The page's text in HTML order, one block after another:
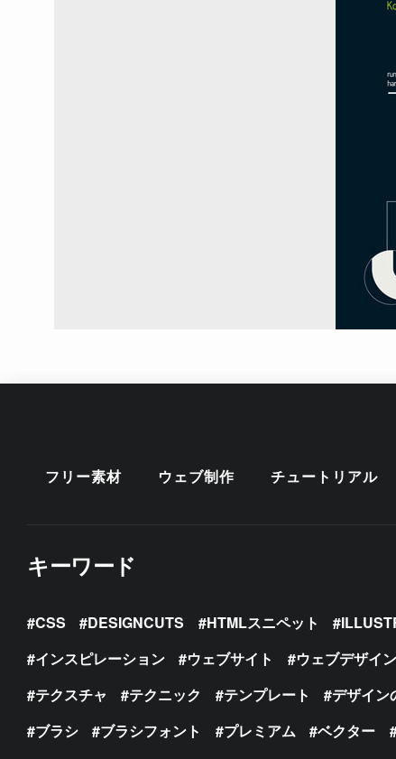
フリー素材 ウェブ制作 チュートリアル
キーワード
CSS DESIGNCUTS HTMLスニペット
インスピレーション
ウェブサイト ウェブデザイン
テクスチャ
テクニック テンプレート デザイン
ブラシ
ブラシフォント プレミアム ベクター